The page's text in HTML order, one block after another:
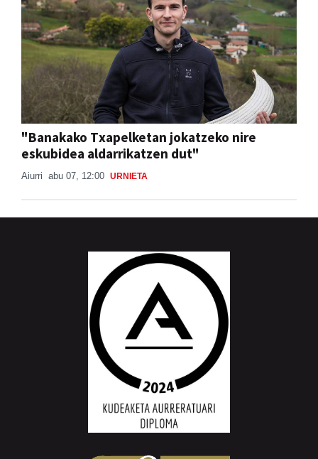
"Banakako Txapelketan jokatzeko nire
eskubidea aldarrikatzen dut"
Aiurri abu 07, 12:00 URNIETA